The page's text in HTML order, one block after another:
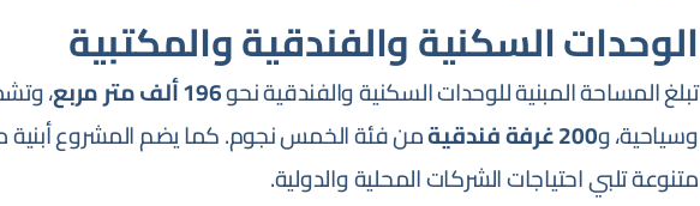
الوحدات السكنية والفندقية والمكتبية
تبلغ المساحة المبنية للوحدات السكنية والفندقية نحو196 ألف متر مربع ،
وسياحية، و200 غرفة فندقية
من فئة الخمس نجوم. كما يضم المشروع أبنية
متنوعة تلبي احتياجات الشركات المحلية والدولية.